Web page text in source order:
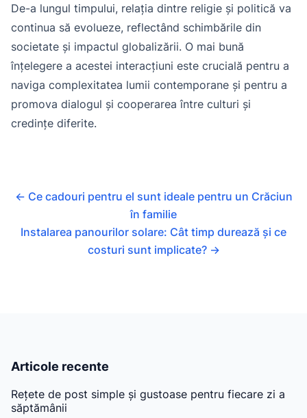
De-a lungul timpului, relația dintre religie și politică va
continua să evolueze, reflectând schimbările din
societate și impactul globalizării. O mai bună
înțelegere a acestei interacțiuni este crucială pentru a
naviga complexitatea lumii contemporane și pentru a
promova dialogul și cooperarea între culturi și
credințe diferite.
← Ce cadouri pentru el sunt ideale pentru un Crăciun
în familie
Instalarea panourilor solare: Cât timp durează și ce
costuri sunt implicate? →
Articole recente
Rețete de post simple și gustoase pentru fiecare zi a
săptămânii